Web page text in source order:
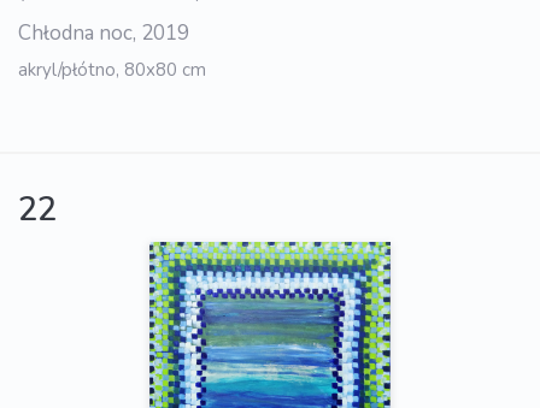
Chłodna noc, 2019
akryl/płótno, 80x80 cm
22